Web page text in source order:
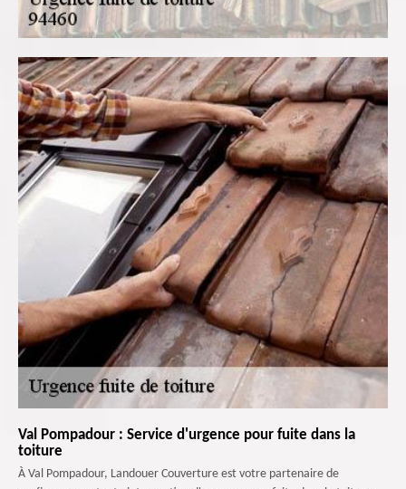
Val Pompadour : Service d'urgence pour fuite dans la
toiture
À Val Pompadour, Landouer Couverture est votre partenaire de